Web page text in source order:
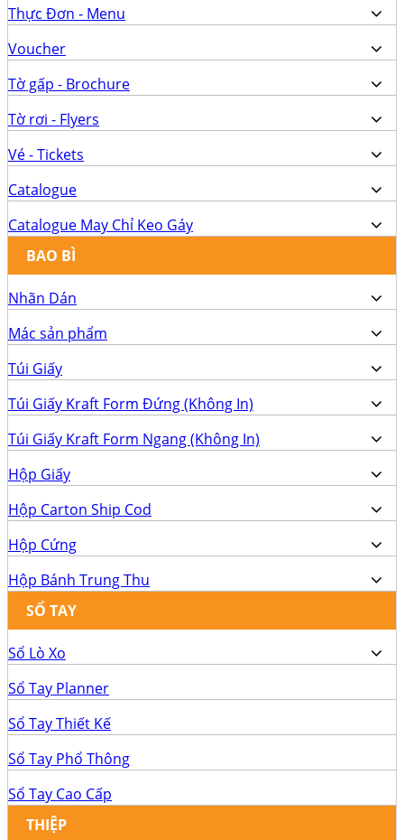
Thực Đơn - Menu
Voucher
Tờ gấp - Brochure
Tờ rơi - Flyers
Vé - Tickets
Catalogue
Catalogue May Chỉ Keo Gáy
BAO BÌ
Nhãn Dán
Mác sản phẩm
Túi Giấy
Túi Giấy Kraft Form Đứng (Không In)
Túi Giấy Kraft Form Ngang (Không In)
Hộp Giấy
Hộp Carton Ship Cod
Hộp Cứng
Hộp Bánh Trung Thu
SỔ TAY
Sổ Lò Xo
Sổ Tay Planner
Sổ Tay Thiết Kế
Sổ Tay Phổ Thông
Sổ Tay Cao Cấp
THIỆP